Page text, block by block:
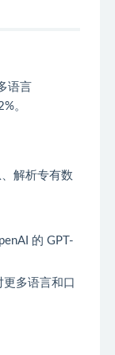
语言
。
解析专有数
的 GPT-
更多语言和口